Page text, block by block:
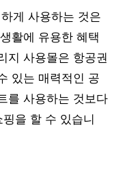
게 사용하는 것은
활에 유용한 혜택
지 사용몰은 항공권
있는 매력적인 공
를 사용하는 것보다
을 할 수 있습니